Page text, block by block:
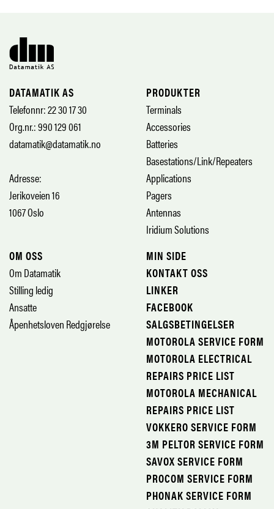
DATAMATIK AS
Telefonnr: 22 30 17 30
Org.nr.: 990 129 061
datamatik@datamatik.no
Adresse:
Jerikoveien 16
1067 Oslo
PRODUKTER
Terminals
Accessories
Batteries
Basestations/Link/Repeaters
Applications
Pagers
Antennas
Iridium Solutions
OM OSS
Om Datamatik
Stilling ledig
Ansatte
Åpenhetsloven Redgjørelse
MIN SIDE
KONTAKT OSS
LINKER
FACEBOOK
SALGSBETINGELSER
MOTOROLA SERVICE FORM
MOTOROLA ELECTRICAL
REPAIRS PRICE LIST
MOTOROLA MECHANICAL
REPAIRS PRICE LIST
VOKKERO SERVICE FORM
3M PELTOR SERVICE FORM
SAVOX SERVICE FORM
PROCOM SERVICE FORM
PHONAK SERVICE FORM